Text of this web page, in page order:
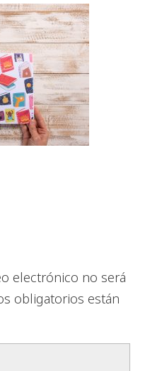
electrónico no será
obligatorios están